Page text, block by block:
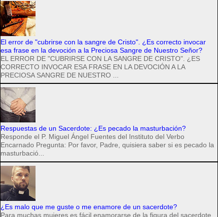
El error de "cubrirse con la sangre de Cristo". ¿Es correcto invocar
esa frase en la devoción a la Preciosa Sangre de Nuestro Señor?
EL ERROR DE "CUBRIRSE CON LA SANGRE DE CRISTO". ¿ES
CORRECTO INVOCAR ESA FRASE EN LA DEVOCIÓN A LA
PRECIOSA SANGRE DE NUESTRO ...
Respuestas de un Sacerdote: ¿Es pecado la masturbación?
Responde el P. Miguel Ángel Fuentes del Instituto del Verbo
Encarnado Pregunta: Por favor, Padre, quisiera saber si es pecado la
masturbació...
¿Es malo que me guste o me enamore de un sacerdote?
Para muchas mujeres es fácil enamorarse de la figura del sacerdote